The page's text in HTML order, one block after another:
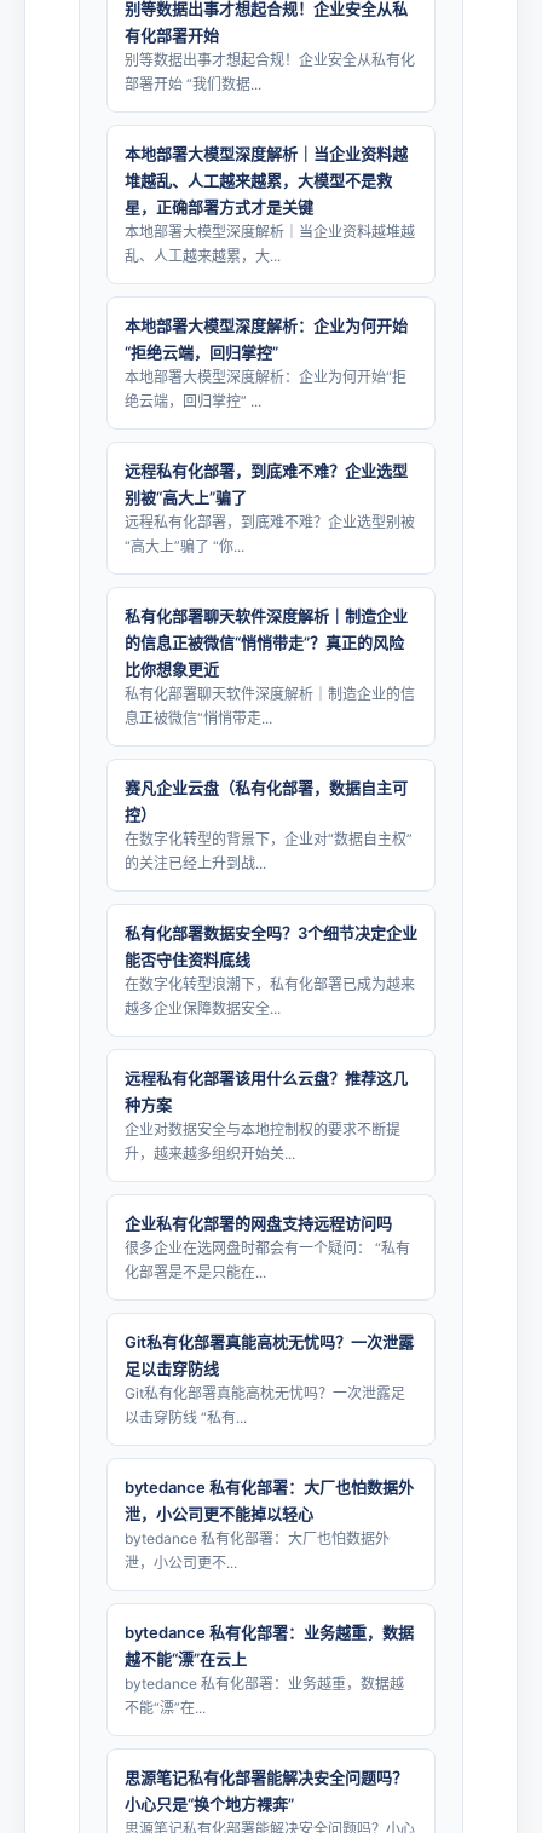
别等数据出事才想起合规！企业安全从私
有化部署开始
别等数据出事才想起合规！企业安全从私有化
部署开始 “我们数据...
本地部署大模型深度解析｜当企业资料越
堆越乱、人工越来越累，大模型不是救
星，正确部署方式才是关键
本地部署大模型深度解析｜当企业资料越堆越
乱、人工越来越累，大...
本地部署大模型深度解析：企业为何开始
“拒绝云端，回归掌控”
本地部署大模型深度解析：企业为何开始“拒
绝云端，回归掌控” ...
远程私有化部署，到底难不难？企业选型
别被“高大上”骗了
远程私有化部署，到底难不难？企业选型别被
“高大上”骗了 “你...
私有化部署聊天软件深度解析｜制造企业
的信息正被微信“悄悄带走”？真正的风险
比你想象更近
私有化部署聊天软件深度解析｜制造企业的信
息正被微信“悄悄带走...
赛凡企业云盘（私有化部署，数据自主可
控）
在数字化转型的背景下，企业对“数据自主权”
的关注已经上升到战...
私有化部署数据安全吗？3个细节决定企业
能否守住资料底线
在数字化转型浪潮下，私有化部署已成为越来
越多企业保障数据安全...
远程私有化部署该用什么云盘？推荐这几
种方案
企业对数据安全与本地控制权的要求不断提
升，越来越多组织开始关...
企业私有化部署的网盘支持远程访问吗
很多企业在选网盘时都会有一个疑问： “私有
化部署是不是只能在...
Git私有化部署真能高枕无忧吗？一次泄露
足以击穿防线
Git私有化部署真能高枕无忧吗？一次泄露足
以击穿防线 “私有...
bytedance 私有化部署：大厂也怕数据外
泄，小公司更不能掉以轻心
bytedance 私有化部署：大厂也怕数据外
泄，小公司更不...
bytedance 私有化部署：业务越重，数据
越不能“漂”在云上
bytedance 私有化部署：业务越重，数据越
不能“漂”在...
思源笔记私有化部署能解决安全问题吗？
小心只是“换个地方裸奔”
思源笔记私有化部署能解决安全问题吗？小心